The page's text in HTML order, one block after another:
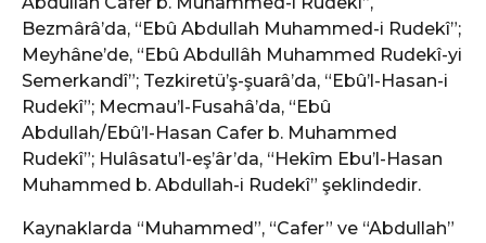
Bezmârâ’da, “Ebû Abdullah Muhammed-i Rudekî”;
Meyhâne’de, “Ebû Abdullâh Muhammed Rudekî-yi
Semerkandî”; Tezkiretü’ş-şuarâ’da, “Ebû’l-Hasan-i
Rudekî”; Mecmau’l-Fusahâ’da, “Ebû
Abdullah/Ebû’l-Hasan Cafer b. Muhammed
Rudekî”; Hulâsatu’l-eş’âr’da, “Hekîm Ebu’l-Hasan
Muhammed b. Abdullah-i Rudekî” şeklindedir.
Kaynaklarda “Muhammed”, “Cafer” ve “Abdullah”